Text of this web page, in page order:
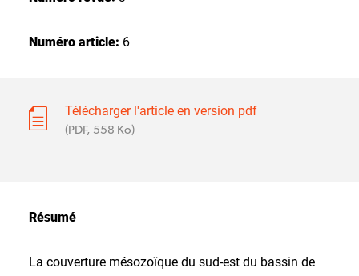
Numéro article: 6
Télécharger l'article en version pdf
(PDF, 558 Ko)
Résumé
La couverture mésozoïque du sud-est du bassin de